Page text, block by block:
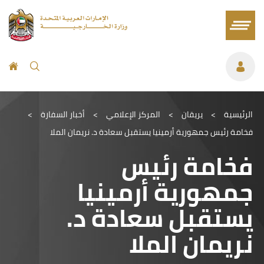
الرئيسية > يريقان > المركز الإعلامي > أخبار السفارة >
فخامة رئيس جمهورية أرمينيا يستقبل سعادة د. نريمان الملا
فخامة رئيس
جمهورية أرمينيا
يستقبل سعادة د.
نريمان الملا